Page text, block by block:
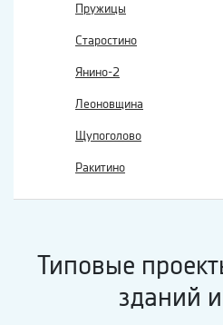
Пружицы
Старостино
Янино-2
Леоновщина
Щупоголово
Ракитино
Типовые
зданий